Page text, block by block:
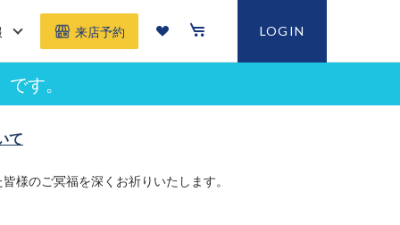
来店予約 LOGIN
す。
て
様のご冥福を深くお祈りいたします。